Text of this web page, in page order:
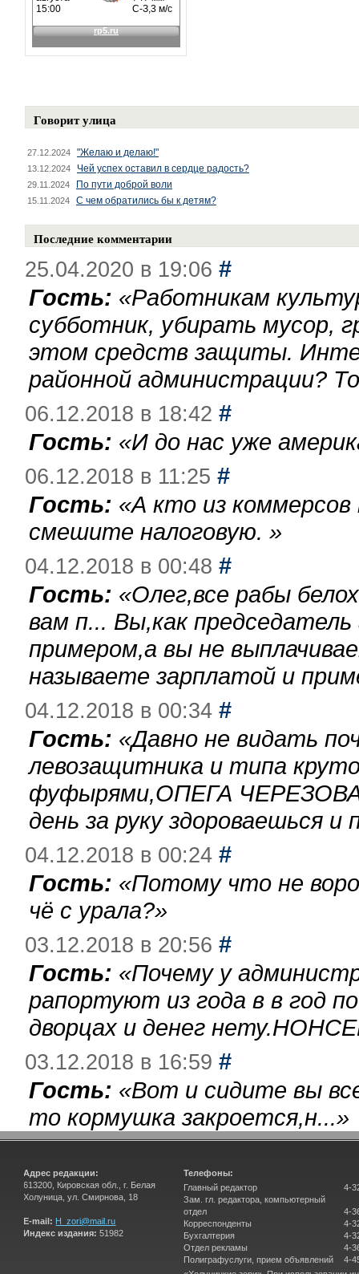
Говорит улица
27.12.2024 "Желаю и делаю!"
13.12.2024 Чей успех оставил в сердце радость?
29.11.2024 По пути доброй воли
15.11.2024 С чем обратились бы к детям?
Последние комментарии
25.04.2020 в 19:06 #
Гость: «Работникам
субботник, убирать мусор,
этом средств защиты.
районной администрации?
06.12.2018 в 18:42 #
Гость: «И до нас уже
06.12.2018 в 11:25 #
Гость: «А кто из
смешите налоговую. »
04.12.2018 в 00:48 #
Гость: «Олег,все рабы
вам п... Вы,как
примером,а вы не
называете зарплатой и
04.12.2018 в 00:34 #
Гость: «Давно не видать
левозащитника и типа
фуфырями,ОПЕГА
день за руку здороваешься
04.12.2018 в 00:24 #
Гость: «Потому что не
чё с урала?»
03.12.2018 в 20:56 #
Гость: «Почему у
рапортуют из года в в год
дворцах и денег
03.12.2018 в 16:59 #
Гость: «Вот и сидите вы
то кормушка закроется,н...»
Адрес редакции:
613200, Кировская обл., г. Белая
Холуница, ул. Смирнова, 18
E-mail: H_zori@mail.ru
Индекс издания: 51982
Телефоны:
Главный редактор
Зам. гл. редактора, компьютерный
отдел
Корреспонденты
Бухгалтерия
Отдел рекламы
Полиграфуслуги, прием объявлений
4-
4-
4-
4-
4-
4-